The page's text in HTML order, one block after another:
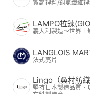
賓霸裡料/銅氨纖維
LAMPO拉鍊
義大利製造～世界上
LANGLOIS
法式亮片
Lingo（桑村紡織
堅持日本製造品質、